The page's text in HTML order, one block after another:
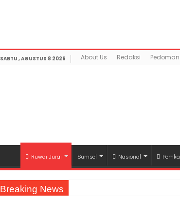
SABTU , AGUSTUS 8 2026 About Us Redaksi
Ruwai Jurai Sumsel Nasional
Breaking News
Jasa Raharja Serahkan Santunan kepada Ahli Waris